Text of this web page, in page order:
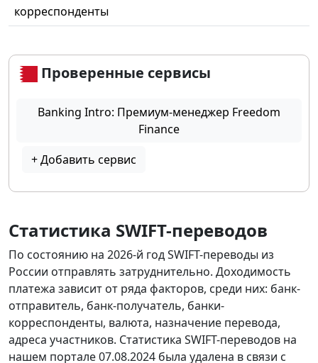
корреспонденты
Проверенные сервисы
Banking Intro: Премиум-менеджер Freedom
Finance
+ Добавить сервис
Статистика SWIFT-переводов
По состоянию на 2026-й год SWIFT-переводы из
России отправлять затруднительно. Доходимость
платежа зависит от ряда факторов, среди них: банк-
отправитель, банк-получатель, банки-
корреспонденты, валюта, назначение перевода,
адреса участников. Статистика SWIFT-переводов на
нашем портале 07.08.2024 была удалена в связи с